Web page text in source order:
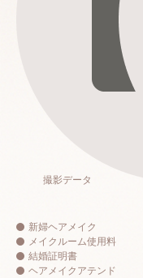
撮影データ
新婦ヘアメイク
メイクルーム使用料
結婚証明書
ヘアメイクアテンド